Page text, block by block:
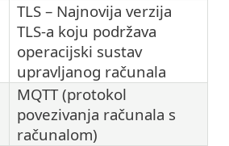
TLS – Najnovija verzija
TLS-a koju podržava
operacijski sustav
upravljanog računala
MQTT (protokol
povezivanja računala s
računalom)